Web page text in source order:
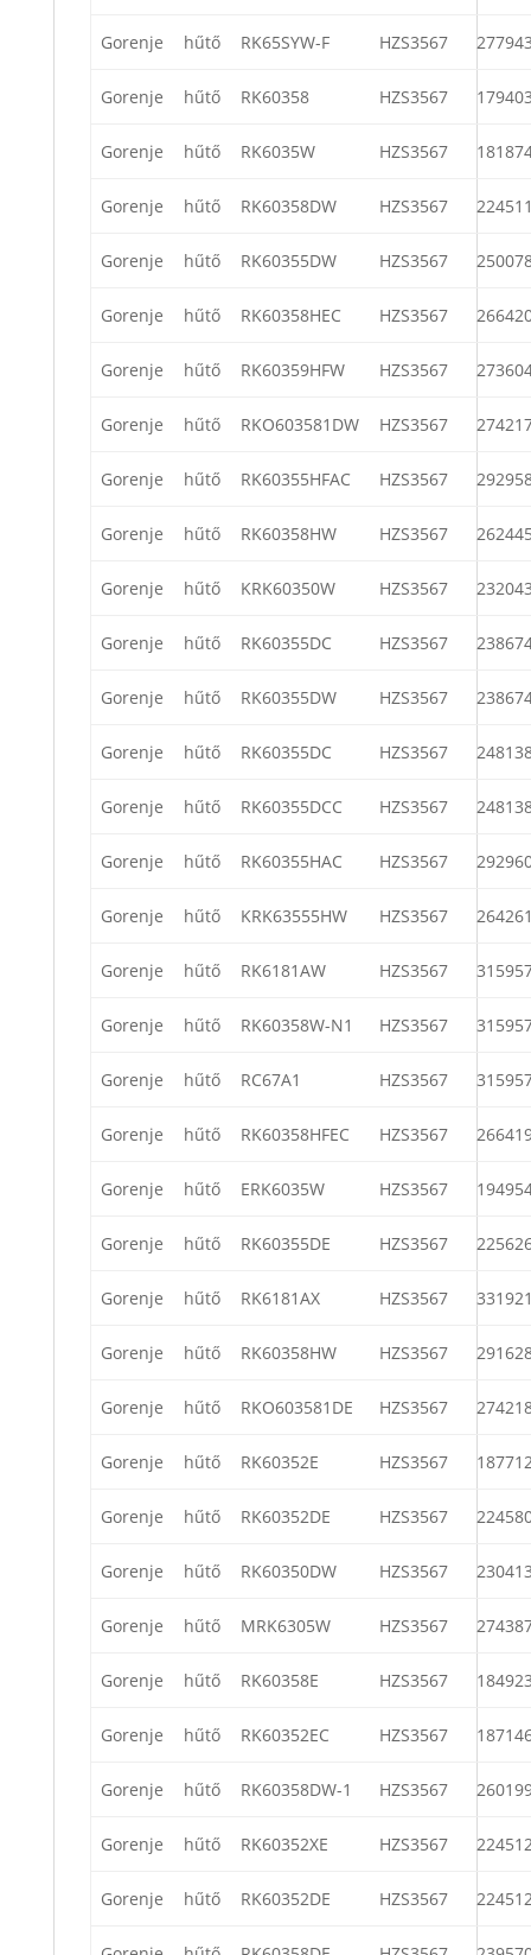
Gorenje hűtő RK65SYW-F HZS3567
Gorenje hűtő RK60358 HZS3567
Gorenje hűtő RK6035W HZS3567
Gorenje hűtő RK60358DW HZS3567
Gorenje hűtő RK60355DW HZS3567
Gorenje hűtő RK60358HEC HZS3567
Gorenje hűtő RK60359HFW HZS3567
Gorenje hűtő RKO603581DW HZS3567
Gorenje hűtő RK60355HFAC HZS3567
Gorenje hűtő RK60358HW HZS3567
Gorenje hűtő KRK60350W HZS3567
Gorenje hűtő RK60355DC HZS3567
Gorenje hűtő RK60355DW HZS3567
Gorenje hűtő RK60355DC HZS3567
Gorenje hűtő RK60355DCC HZS3567
Gorenje hűtő RK60355HAC HZS3567
Gorenje hűtő KRK63555HW HZS3567
Gorenje hűtő RK6181AW HZS3567
Gorenje hűtő RK60358W-N1 HZS3567
Gorenje hűtő RC67A1 HZS3567
Gorenje hűtő RK60358HFEC HZS3567
Gorenje hűtő ERK6035W HZS3567
Gorenje hűtő RK60355DE HZS3567
Gorenje hűtő RK6181AX HZS3567
Gorenje hűtő RK60358HW HZS3567
Gorenje hűtő RKO603581DE HZS3567
Gorenje hűtő RK60352E HZS3567
Gorenje hűtő RK60352DE HZS3567
Gorenje hűtő RK60350DW HZS3567
Gorenje hűtő MRK6305W HZS3567
Gorenje hűtő RK60358E HZS3567
Gorenje hűtő RK60352EC HZS3567
Gorenje hűtő RK60358DW-1 HZS3567
Gorenje hűtő RK60352XE HZS3567
Gorenje hűtő RK60352DE HZS3567